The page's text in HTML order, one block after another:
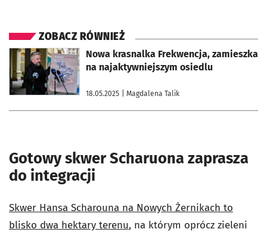
ZOBACZ RÓWNIEŻ
Nowa krasnalka Frekwencja, zamieszka
na najaktywniejszym osiedlu
18.05.2025 | Magdalena Talik
otworzy się w nowej karcie
Gotowy skwer Scharuona zaprasza
do integracji
Skwer Hansa Scharouna na Nowych Żernikach to
blisko dwa hektary terenu, na którym oprócz zieleni